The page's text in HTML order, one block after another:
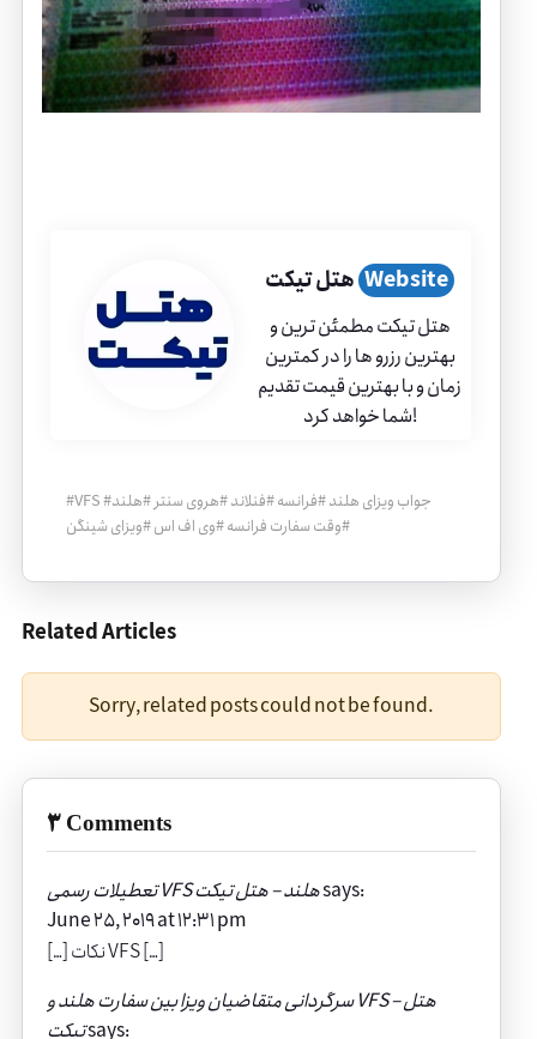
هتل تیکتWebsite
هتل تیکت مطمئن ترین و
بهترین رزرو ها را در کمترین
زمان و با بهترین قیمت تقدیم
شما خواهد کرد!
#VFS# جواب ویزای هلند#فرانسه#فنلاند#هروی سنتر#هلند
#وقت سفارت فرانسه#وی اف اس#ویزای شینگن
Related Articles
Sorry, related posts could not be found.
3 Comments
تعطیلات رسمی VFS هلند – هتل ‌تیکتsays:
June 25, 2019 at 12:31 pm
[…] نکات VFS […]
سرگردانی متقاضیان ویزا بین سفارت هلند و VFS – هتل
‌تیکتsays: